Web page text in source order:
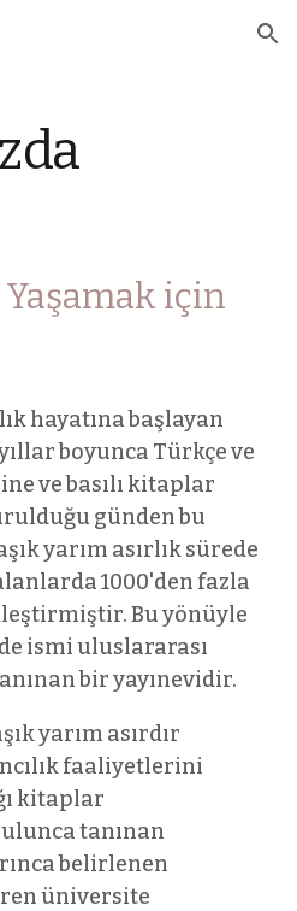
Skip to navigation
Yaşamak için
hayatına başlayan
boyunca Türkçe ve
ve basılı kitaplar
günden bu
yarım asırlık sürede
1000'den fazla
Bu yönüyle
ismi uluslararası
bir yayınevidir.
yarım asırdır
faaliyetlerini
kitaplar
tanınan
belirlenen
üniversite